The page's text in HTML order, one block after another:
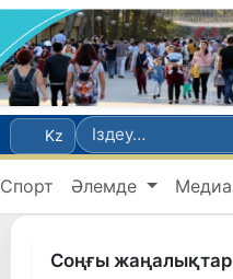
Kz
Спорт Әлемде Медиа
Соңғы жаңалықтар